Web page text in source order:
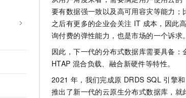
要有数据强一致以及高可用容灾等能力；
之后有更多的企业会关注 IT 成本，因此
询付费的弹性能力，也是市场的一个诉求。
因此，下一代的分布式数据库需要具备：
HTAP 混合负载、融合新硬件等特性。
2021 年，我们完成原 DRDS SQL 引擎和
推出了新一代的云原生分布式数据库，就